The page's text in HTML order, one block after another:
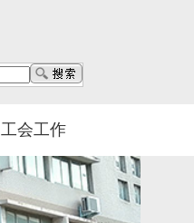
工会工作